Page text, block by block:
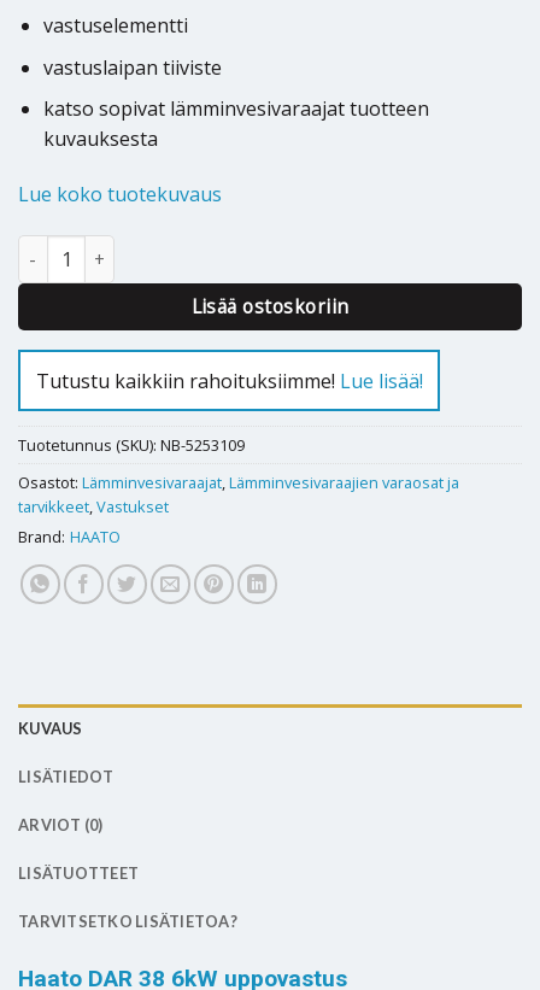
vastuselementti
vastuslaipan tiiviste
katso sopivat lämminvesivaraajat tuotteen
kuvauksesta
Lue koko tuotekuvaus
Haato lämminvesivaraajan vastus DAR 38 6kW - 218039 määrä
Lisää ostoskoriin
Tutustu kaikkiin rahoituksiimme! Lue lisää!
Tuotetunnus (SKU): NB-5253109
Osastot: Lämminvesivaraajat,Lämminvesivaraajien varaosat ja
tarvikkeet,Vastukset
Brand: HAATO
KUVAUS
LISÄTIEDOT
ARVIOT (0)
LISÄTUOTTEET
TARVITSETKO LISÄTIETOA?
Haato DAR 38 6kW uppovastus